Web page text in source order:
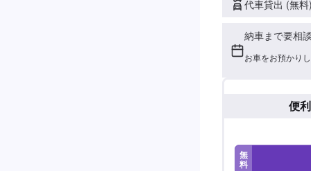
代車貸出 (無
納車まで要相
お車をお預かり
便
無
料